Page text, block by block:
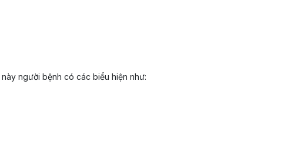
người bệnh có các biểu hiện như: